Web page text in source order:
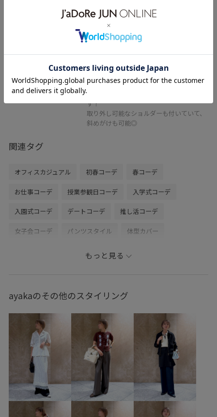
40%OFF
ハートチャーム付き2WAYキルトバ
ッグ
オフホワイト / F
¥4,151
レビュー
コロンとしたフォルムがとってもかわいい
キルティングバッグ。
す！
取り外し可能なショルダーも付いていて、
斜めがけも可能◎
関連タグ
オフィスカジュアル 初春コーデ 春コーデ
お仕事コーデ 授業参観日コーデ 入学式コーデ
入園式コーデ デートコーデ 推し活コーデ
女子会コーデ パンツスタイル 体型カバー
シンプルコーデ
シャツ/ブラウス パンツ
ネックレス BVH16080 BVK16010
BVS16030 BVX16010 BVZ15230 26SSceremony
2BUY10%OFF対象商品 2WAYで使える VIS_26SS
VIS_outdoor_look vis_pickup VIS_smallsize
VIS_spring_tops VIS_美得プライス Wtops_pickup
もっと見る
ayakaのその他のスタイリング